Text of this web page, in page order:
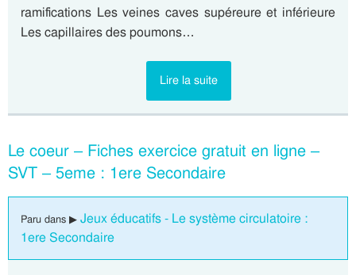
ramifications Les veines caves supéreure et inférieure
Les capillaires des poumons…
Lire la suite
Le coeur – Fiches exercice gratuit en ligne –
SVT – 5eme : 1ere Secondaire
Paru dans ▶ Jeux éducatifs - Le système circulatoire :
1ere Secondaire